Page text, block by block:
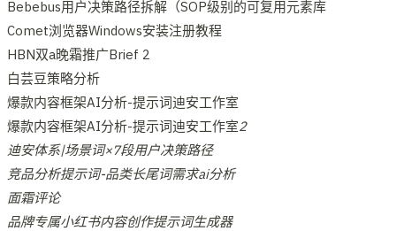
Bebebus用户决策路径拆解（SOP级别的可复用元素库
Comet浏览器Windows安装注册教程
HBN双a晚霜推广Brief 2
白芸豆策略分析
爆款内容框架AI分析-提示词迪安工作室
爆款内容框架AI分析-提示词迪安工作室2
迪安体系|场景词×7段用户决策路径
竞品分析提示词-品类长尾词需求ai分析
面霜评论
品牌专属小红书内容创作提示词生成器